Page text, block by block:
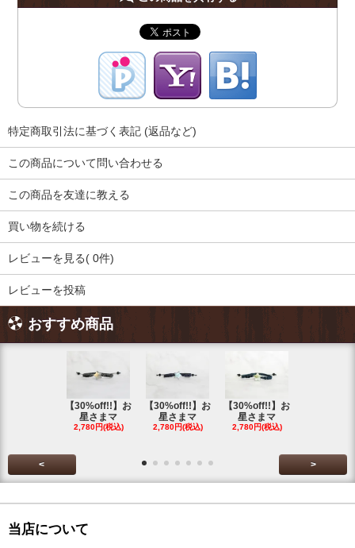
特定商取引法に基づく表記 (返品など)
この商品について問い合わせる
この商品を友達に教える
買い物を続ける
レビューを見る( 0件)
レビューを投稿
おすすめ商品
【30%off!!】お
星さまマ
2,780円(税込)
【30%off!!】お
星さまマ
2,780円(税込)
【30%off!!】お
星さまマ
2,780円(税込)
< >
当店について